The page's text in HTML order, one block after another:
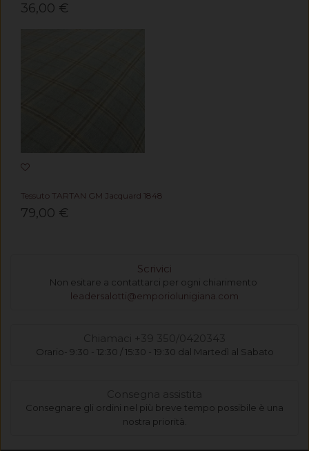
36,00 €
Tessuto TARTAN GM Jacquard 1848
79,00 €
Scrivici
Non esitare a contattarci per ogni chiarimento
leadersalotti@emporiolunigiana.com
Chiamaci +39 350/0420343
Orario- 9:30 - 12:30 / 15:30 - 19:30 dal Martedì al Sabato
Consegna assistita
Consegnare gli ordini nel più breve tempo possibile è una
nostra priorità.